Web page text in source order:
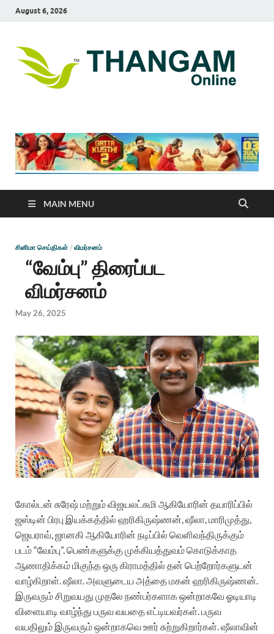
August 6, 2026
MAIN MENU
சினிமா செய்திகள் / விமர்சனம்
“வேம்பு” திரைப்பட
விமர்சனம்
May 26, 2025
கோல்டன் சுரேஷ் மற்றும் விஜயலட்சுமி ஆகியோரின் தயாரிப்பில்
ஜஸ்டின் பிரபு இயக்கத்தில் ஹரிகிருஷ்ணன், ஷீலா, மாரிமுத்து,
ஜெயராவ், ஜானகி ஆகியோரின் நடிப்பில் வெளிவந்திருக்கும்
படம் “வேம்பு”. பெண்களுக்கு முக்கியத்துவம் கொடுக்காத
ஆணாதிக்கம் மிகுந்த ஒரு கிராமத்தில் தன் பெற்றோர்களுடன்
வாழ்கிறாள். ஷீலா. அவளுடைய அத்தை மகன் ஹரிகிருஷ்ணன்.
இருவரும் சிறுவயது முதலே நண்பர்களாக ஒன்றாகவே ஓடியாடி
விளையாடி வாழ்ந்து பருவ வயதை எட்டியவர்கள். பருவ
வயதிலும் இருவரும் ஒன்றாகவெ ஊர் சுற்றுகிறார்கள். ஷீலாவின்